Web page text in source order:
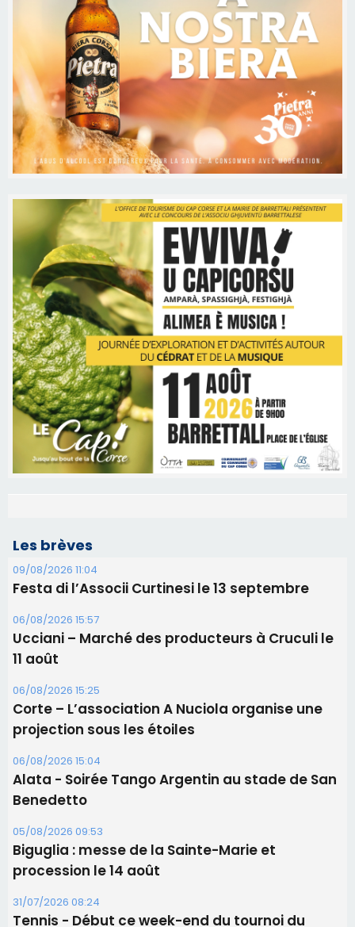
Les brèves
09/08/2026 11:04
Festa di l’Associi Curtinesi le 13 septembre
06/08/2026 15:57
Ucciani – Marché des producteurs à Cruculi le
11 août
06/08/2026 15:25
Corte – L’association A Nuciola organise une
projection sous les étoiles